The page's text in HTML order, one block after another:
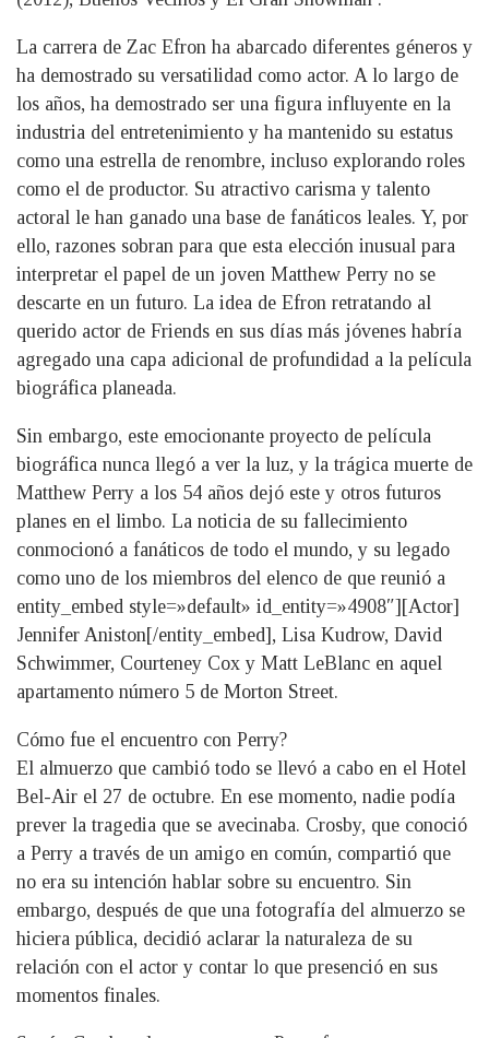
La carrera de Zac Efron ha abarcado diferentes géneros y
ha demostrado su versatilidad como actor. A lo largo de
los años, ha demostrado ser una figura influyente en la
industria del entretenimiento y ha mantenido su estatus
como una estrella de renombre, incluso explorando roles
como el de productor. Su atractivo carisma y talento
actoral le han ganado una base de fanáticos leales. Y, por
ello, razones sobran para que esta elección inusual para
interpretar el papel de un joven Matthew Perry no se
descarte en un futuro. La idea de Efron retratando al
querido actor de Friends en sus días más jóvenes habría
agregado una capa adicional de profundidad a la película
biográfica planeada.
Sin embargo, este emocionante proyecto de película
biográfica nunca llegó a ver la luz, y la trágica muerte de
Matthew Perry a los 54 años dejó este y otros futuros
planes en el limbo. La noticia de su fallecimiento
conmocionó a fanáticos de todo el mundo, y su legado
como uno de los miembros del elenco de que reunió a
entity_embed style=»default» id_entity=»4908″][Actor]
Jennifer Aniston[/entity_embed], Lisa Kudrow, David
Schwimmer, Courteney Cox y Matt LeBlanc en aquel
apartamento número 5 de Morton Street.
Cómo fue el encuentro con Perry?
El almuerzo que cambió todo se llevó a cabo en el Hotel
Bel-Air el 27 de octubre. En ese momento, nadie podía
prever la tragedia que se avecinaba. Crosby, que conoció
a Perry a través de un amigo en común, compartió que
no era su intención hablar sobre su encuentro. Sin
embargo, después de que una fotografía del almuerzo se
hiciera pública, decidió aclarar la naturaleza de su
relación con el actor y contar lo que presenció en sus
momentos finales.